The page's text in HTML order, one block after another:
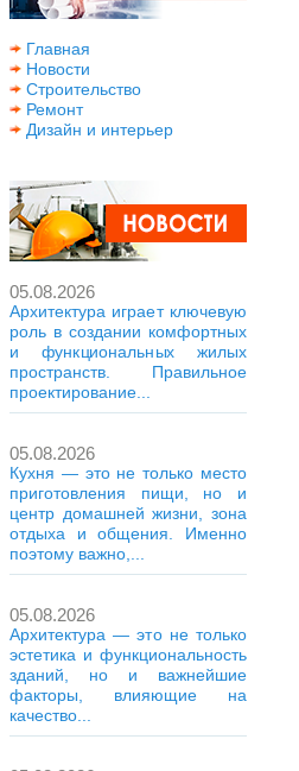
Главная
Новости
Строительство
Ремонт
Дизайн и интерьер
05.08.2026
Архитектура играет ключевую
роль в создании комфортных
и функциональных жилых
пространств. Правильное
проектирование...
05.08.2026
Кухня — это не только место
приготовления пищи, но и
центр домашней жизни, зона
отдыха и общения. Именно
поэтому важно,...
05.08.2026
Архитектура — это не только
эстетика и функциональность
зданий, но и важнейшие
факторы, влияющие на
качество...